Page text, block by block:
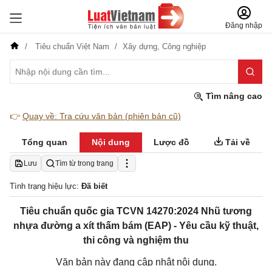
Đăng nhập
Tiêu chuẩn Việt Nam Xây dựng, Công nghiệp
Tìm nâng cao
👉 Quay về: Tra cứu văn bản (phiên bản cũ)
Tổng quan Nội dung Lược đồ Tải về
Lưu Tìm từ trong trang
Tình trạng hiệu lực: Đã biết
Tiêu chuẩn quốc gia TCVN 14270:2024 Nhũ tương
nhựa đường a xít thấm bám (EAP) - Yêu cầu kỹ thuật,
thi công và nghiệm thu
Văn bản này đang cập nhật nội dung.